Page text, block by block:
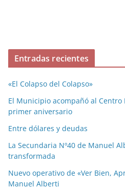
Entradas recientes
«El Colapso del Colapso»
El Municipio acompañó al Centro
primer aniversario
Entre dólares y deudas
La Secundaria Nº40 de Manuel
transformada
Nuevo operativo de «Ver Bien,
Manuel Alberti